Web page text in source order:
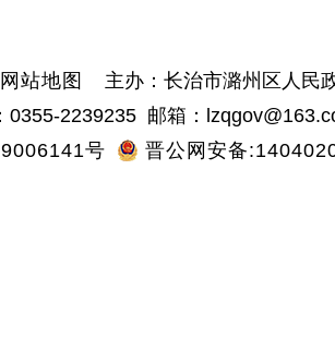
网站地图
主办：长治市潞州区人民
0355-2239235 邮箱：
号
晋公网安备